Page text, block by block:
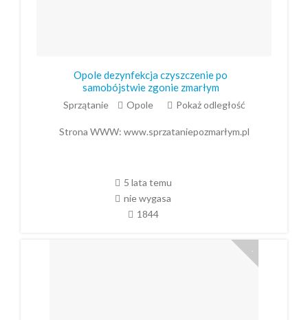
Opole dezynfekcja czyszczenie po
samobójstwie zgonie zmarłym
Sprzątanie Opole Pokaż odległość
Strona WWW: www.sprzataniepozmarłym.pl
5 lata temu
nie wygasa
1844